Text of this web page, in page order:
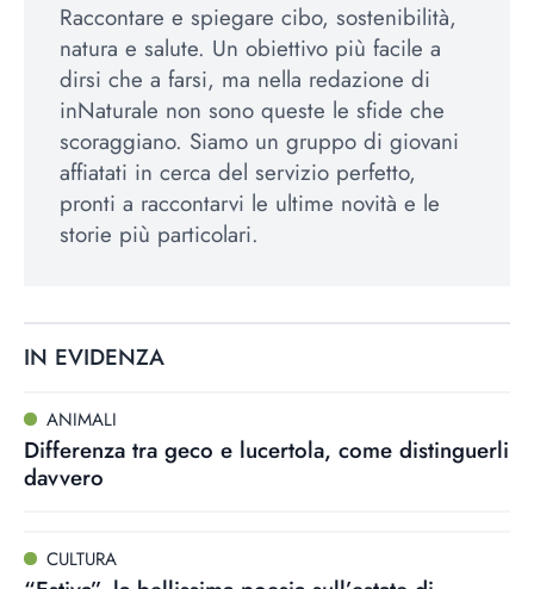
Raccontare e spiegare cibo, sostenibilità,
natura e salute. Un obiettivo più facile a
dirsi che a farsi, ma nella redazione di
inNaturale non sono queste le sfide che
scoraggiano. Siamo un gruppo di giovani
affiatati in cerca del servizio perfetto,
pronti a raccontarvi le ultime novità e le
storie più particolari.
IN EVIDENZA
ANIMALI
Differenza tra geco e lucertola, come distinguerli
davvero
CULTURA